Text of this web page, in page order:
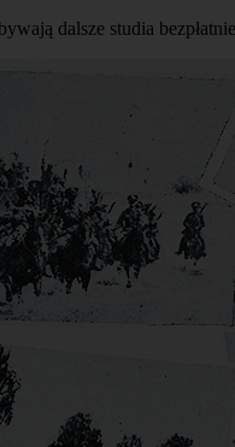
dalsze studia